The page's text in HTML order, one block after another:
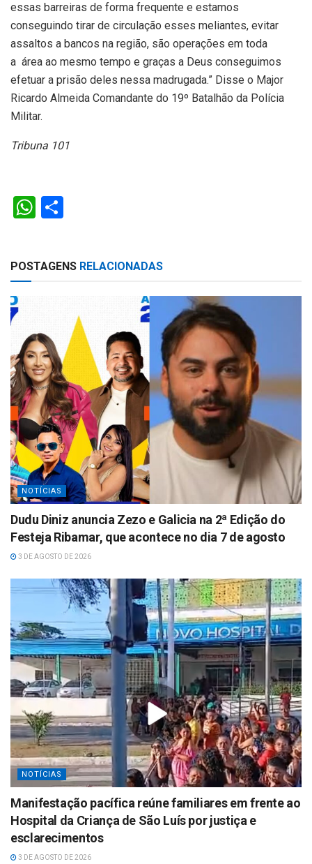
essas barreiras de forma frequente e estamos
conseguindo tirar de circulação esses meliantes, evitar
assaltos a bancos na região, são operações em toda
a área ao mesmo tempo e graças a Deus conseguimos
efetuar a prisão deles nessa madrugada.” Disse o Major
Ricardo Almeida Comandante do 19º Batalhão da Polícia
Militar.
Tribuna 101
W
s
p
e
POSTAGENS RELACIONADAS
NOTÍCIAS
Dudu Diniz anuncia Zezo e Galicia na 2ª Edição do
Festeja Ribamar, que acontece no dia 7 de agosto
3 DE AGOSTO DE 2026
NOTÍCIAS
Manifestação pacífica reúne familiares em frente ao
Hospital da Criança de São Luís por justiça e
esclarecimentos
3 DE AGOSTO DE 2026